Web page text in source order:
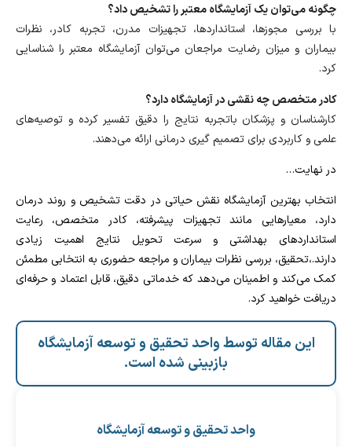
چگونه می‌توان یک آزمایشگاه معتبر را تشخیص داد؟
با بررسی مجوزها، استانداردها، تجهیزات مدرن، تجربه کادر، نظرات
بیماران و میزان رضایت مراجعان می‌توان آزمایشگاه معتبر را شناسایی
کرد.
کادر متخصص چه نقشی در آزمایشگاه دارد؟
کارشناسان و پزشکان باتجربه نتایج را دقیق تفسیر کرده و توصیه‌های
علمی و کاربردی برای تصمیم‌ گیری درمانی ارائه می‌دهند.
در نهایت…
انتخاب بهترین آزمایشگاه نقش حیاتی در دقت تشخیص و روند درمان
دارد، معیارهایی مانند تجهیزات پیشرفته، کادر متخصص، رعایت
استانداردهای بهداشتی و سرعت تحویل نتایج اهمیت زیادی
دارند.،تحقیق، بررسی نظرات بیماران و مراجعه حضوری به انتخابی مطمئن
کمک می‌کند و اطمینان می‌دهد که خدماتی دقیق، قابل اعتماد و حرفه‌ای
دریافت خواهید کرد.
این مقاله توسط واحد تحقیق و توسعه آزمایشگاه
بازبینی شده است.
واحد تحقیق و توسعه آزمایشگاه